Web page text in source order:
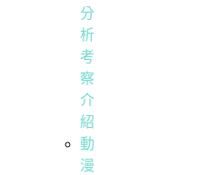
分
析
考
察
介
紹
動
漫